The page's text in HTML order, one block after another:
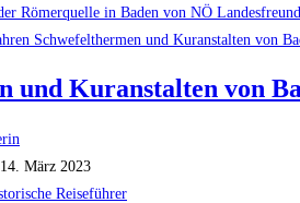
Römerquelle in Baden von NÖ
und Kuranstalten von
14. März 2023
Reiseführer